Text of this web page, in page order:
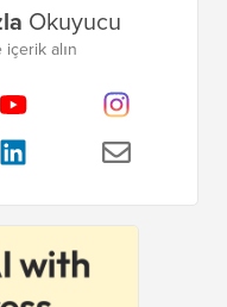
Okuyucu
alın